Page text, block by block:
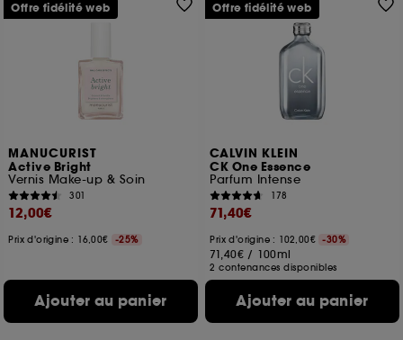
MANUCURIST
Active Bright
Vernis Make-up & Soin
301
12,00€
Prix d'origine : 16,00€ -25%
Ajouter au panier
Offre fidélité web
CALVIN KLEIN
CK One Essence
Parfum Intense
178
71,40€
Prix d'origine : 102,00€ -30%
71,40€ / 100ml
2 contenances disponibles
Ajouter au panier
Offre fidélité web